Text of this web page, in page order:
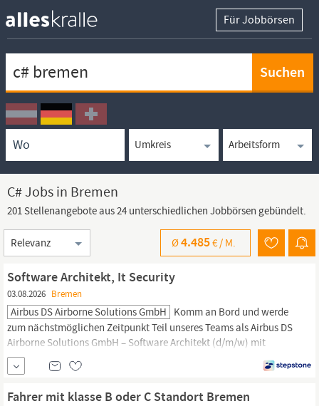
Für Jobbörsen
Ortssuche
Umkreissuche
Arbeitsform
C# Jobs in Bremen
201 Stellenangebote aus 24 unterschiedlichen Jobbörsen gebündelt.
Sortierung
Ø4.485€ / M.
Software Architekt, It Security
03.08.2026 Bremen
Airbus DS Airborne Solutions GmbH Komm an Bord und werde
zum nächstmöglichen Zeitpunkt Teil unseres Teams als Airbus DS
Airborne Solutions GmbH – Software Architekt (d/m/w) mit
Schwerpunkt IT-Security in
Konzeption, Entwurf und
Weiterentwicklung einer skalierbaren und robusten
strikter Berücksichtigung von...
Fahrer mit klasse B oder C Standort Bremen